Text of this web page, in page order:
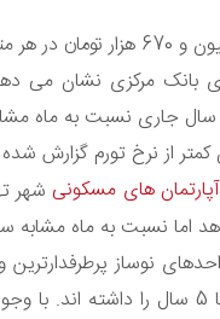
بانک مرکزی نشان می
از نرخ تورم گزارش
آپارتمان های مسکونی
واحدهای مسکونی معامله شده عمری